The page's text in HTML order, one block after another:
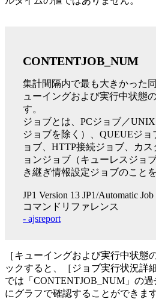
CONTENTJOB_NUM
集計間隔内で最も大きかった
ューイングおよび実行中状態
す。
ジョブとは、PCジョブ／
ジョブを除く）、QUEUEジ
ョブ、HTTP接続ジョブ、カ
ョンジョブ（キューレスジョ
き継ぎ情報設定ジョブのこと
JP1 Version 13 JP1/Automatic
コマンドリファレンス
- ajsreport
［キューイングおよび実行中状態
ックすると、［ジョブ実行状況詳
では「CONTENTJOB_NUM」の
にグラフで確認することができます